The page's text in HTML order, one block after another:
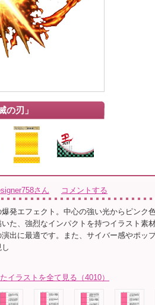
の刃」
さん コメントする
発エフェクト。中心の強い光からピンク
いた、強烈なインパクトを持つイラスト素
演出に最適です。また、サイバー感やポッ
イラストを全て見る（4010）